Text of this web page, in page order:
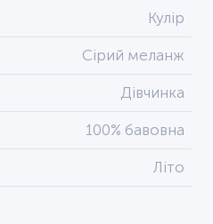
Кулір
Сірий меланж
Дівчинка
100% бавовна
Літо